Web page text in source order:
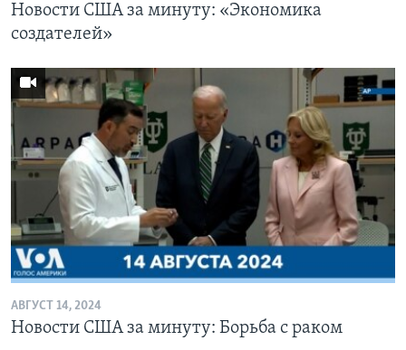
Новости США за минуту: «Экономика
создателей»
АВГУСТ 14, 2024
Новости США за минуту: Борьба с раком